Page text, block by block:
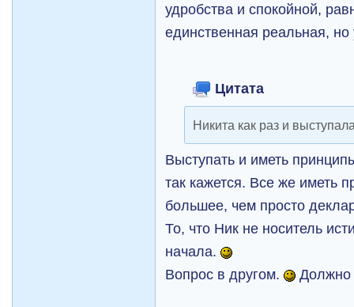
удробства и спокойной,
единственная реальная,
Цитата
Никита как раз и
Выступать и иметь
так кажется. Все же иметь
большее, чем просто
То, что Ник не носитель
начала.
Вопрос в другом.
Должно